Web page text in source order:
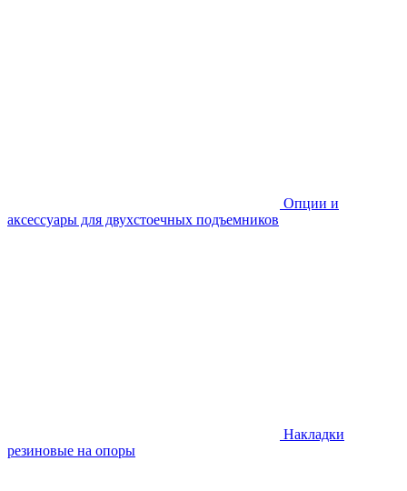
Опции и
аксессуары для двухстоечных подъемников
Накладки
резиновые на опоры